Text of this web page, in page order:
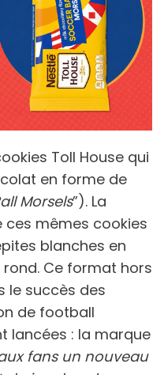
Toll House qui
en forme de
Morsels”). La
mêmes cookies
blanches en
Ce format hors
le succès des
de football
lancées : la marque
fans un nouveau